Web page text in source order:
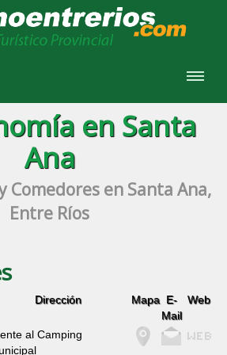
en Santa
Ana
Comedores en Santa Ana,
Entre Ríos
Dirección Mapa E-
Mail
Web
al Camping